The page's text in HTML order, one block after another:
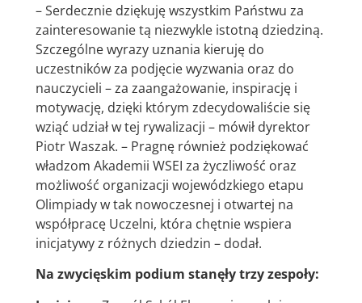
– Serdecznie dziękuję wszystkim Państwu za
zainteresowanie tą niezwykle istotną dziedziną.
Szczególne wyrazy uznania kieruję do
uczestników za podjęcie wyzwania oraz do
nauczycieli – za zaangażowanie, inspirację i
motywację, dzięki którym zdecydowaliście się
wziąć udział w tej rywalizacji – mówił dyrektor
Piotr Waszak. – Pragnę również podziękować
władzom Akademii WSEI za życzliwość oraz
możliwość organizacji wojewódzkiego etapu
Olimpiady w tak nowoczesnej i otwartej na
współpracę Uczelni, która chętnie wspiera
inicjatywy z różnych dziedzin – dodał.
Na zwycięskim podium stanęły trzy zespoły: